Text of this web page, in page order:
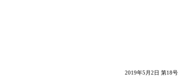
2019年5月2日 第18号